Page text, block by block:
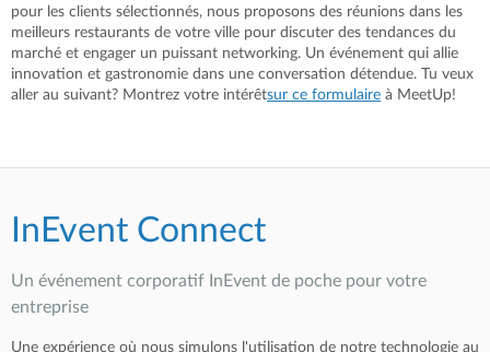
pour les clients sélectionnés, nous proposons des réunions dans les
meilleurs restaurants de votre ville pour discuter des tendances du
marché et engager un puissant networking. Un événement qui allie
innovation et gastronomie dans une conversation détendue. Tu veux
aller au suivant? Montrez votre intérêtsur ce formulaire à MeetUp!
InEvent Connect
Un événement corporatif InEvent de poche pour votre
entreprise
Une expérience où nous simulons l'utilisation de notre technologie au